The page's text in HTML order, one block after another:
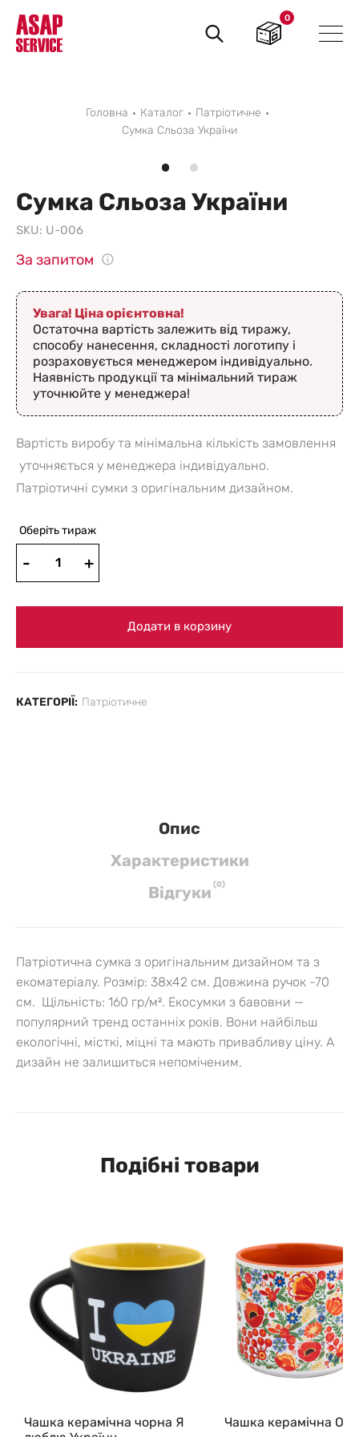
Пошук
товарів
0
Головна Каталог
Патрiотичне
Сумка Сльоза України
Сумка Сльоза України
SKU: U-006
За запитом
Увага! Ціна орієнтовна!
Остаточна вартість залежить від тиражу,
способу нанесення, складності логотипу і
розраховується менеджером індивідуально.
Наявність продукції та мінімальний тираж
уточнюйте у менеджера!
Вартість виробу та мінімальна кількість замовлення
уточняється у менеджера індивідуально.
Патріотичні сумки з оригінальним дизайном.
Оберіть тираж
Додати в корзину
КАТЕГОРІЇ: Патрiотичне
Опис
Характеристики
Вiдгуки (0)
Патріотична сумка з оригінальним дизайном та з
екоматеріалу. Розмір: 38х42 см. Довжина ручок -70
см. Щільність: 160 гр/м². Екосумки з бавовни —
популярний тренд останніх років. Вони найбільш
екологічні, місткі, міцні та мають привабливу ціну. А
дизайн не залишиться непоміченим.
Подібні товари
Чашка керамічна чорна Я
Чашка керамічна